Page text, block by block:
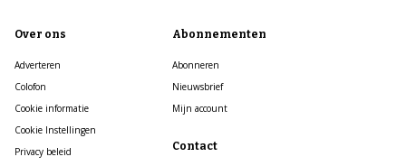
Over ons
Adverteren
Colofon
Cookie informatie
Cookie Instellingen
Privacy beleid
Abonnementen
Abonneren
Nieuwsbrief
Mijn account
Contact